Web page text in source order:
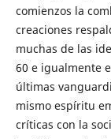
comienzos la
creaciones
muchas de las
60 e igualmente
últimas
mismo espíritu
críticas con la